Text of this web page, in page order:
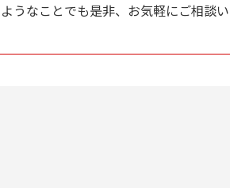
なことでも是非、お気軽にご相談い